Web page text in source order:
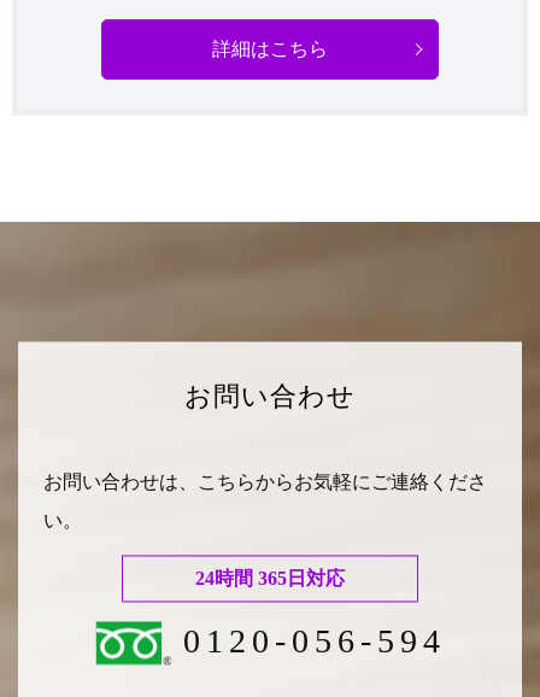
詳細はこちら
お問い合わせ
お問い合わせは、こちらからお気軽にご連絡くださ
い。
24時間 365日対応
0120-056-594